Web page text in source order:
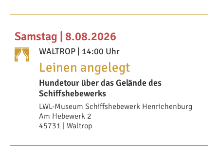
Samstag | 8.08.2026
WALTROP | 14:00 Uhr
Leinen angelegt
Hundetour über das Gelände des
Schiffshebewerks
LWL-Museum Schiffshebewerk Henrichenburg
Am Hebewerk 2
45731 | Waltrop